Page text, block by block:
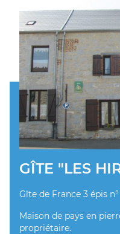
GÎTE "LES
Gîte de France 3 épis
Maison de pays en
propriétaire.